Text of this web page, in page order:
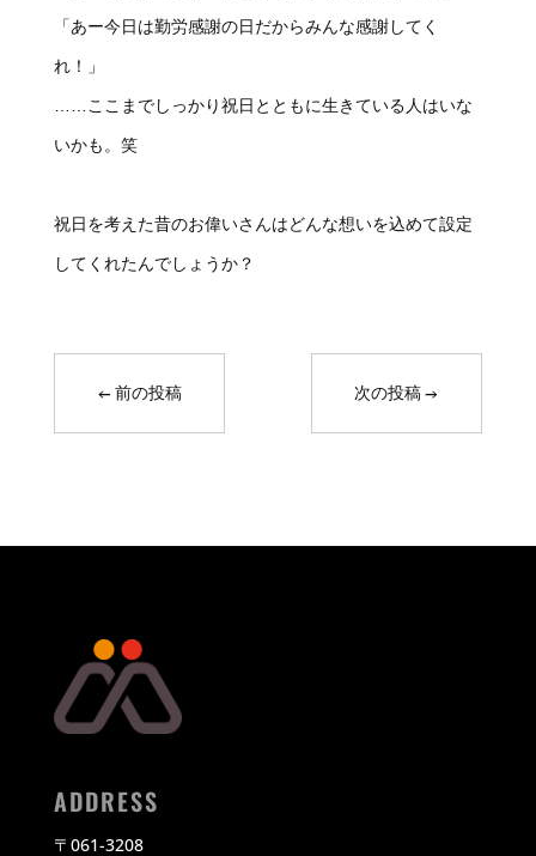
「あー今日は勤労感謝の日だからみんな感謝してく
れ！」
……ここまでしっかり祝日とともに生きている人はいな
いかも。笑
祝日を考えた昔のお偉いさんはどんな想いを込めて設定
してくれたんでしょうか？
←前の投稿 次の投稿→
ADDRESS
〒 061-3208